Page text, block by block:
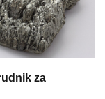
za